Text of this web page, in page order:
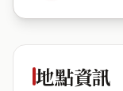
地點資訊